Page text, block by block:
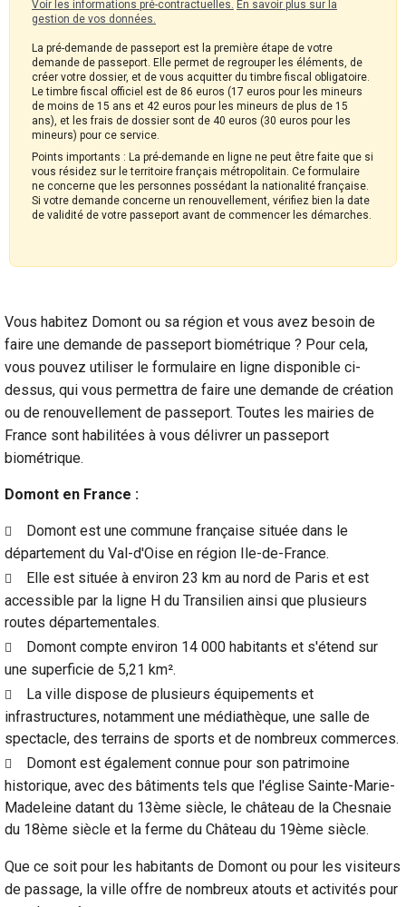
Voir les informations pré-contractuelles. En savoir plus sur la
gestion de vos données.
La pré-demande de passeport est la première étape de votre
demande de passeport. Elle permet de regrouper les éléments, de
créer votre dossier, et de vous acquitter du timbre fiscal obligatoire.
Le timbre fiscal officiel est de 86 euros (17 euros pour les mineurs
de moins de 15 ans et 42 euros pour les mineurs de plus de 15
ans), et les frais de dossier sont de 40 euros (30 euros pour les
mineurs) pour ce service.
Points importants : La pré-demande en ligne ne peut être faite que si
vous résidez sur le territoire français métropolitain. Ce formulaire
ne concerne que les personnes possédant la nationalité française.
Si votre demande concerne un renouvellement, vérifiez bien la date
de validité de votre passeport avant de commencer les démarches.
Vous habitez Domont ou sa région et vous avez besoin de
faire une demande de passeport biométrique ? Pour cela,
vous pouvez utiliser le formulaire en ligne disponible ci-
dessus, qui vous permettra de faire une demande de création
ou de renouvellement de passeport. Toutes les mairies de
France sont habilitées à vous délivrer un passeport
biométrique.
Domont en France :
Domont est une commune française située dans le
département du Val-d'Oise en région Ile-de-France.
Elle est située à environ 23 km au nord de Paris et est
accessible par la ligne H du Transilien ainsi que plusieurs
routes départementales.
Domont compte environ 14 000 habitants et s'étend sur
une superficie de 5,21 km².
La ville dispose de plusieurs équipements et
infrastructures, notamment une médiathèque, une salle de
spectacle, des terrains de sports et de nombreux commerces.
Domont est également connue pour son patrimoine
historique, avec des bâtiments tels que l'église Sainte-Marie-
Madeleine datant du 13ème siècle, le château de la Chesnaie
du 18ème siècle et la ferme du Château du 19ème siècle.
Que ce soit pour les habitants de Domont ou pour les visiteurs
de passage, la ville offre de nombreux atouts et activités pour